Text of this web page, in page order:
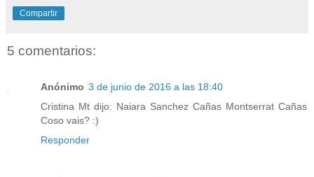
Compartir
5 comentarios:
Anónimo 3 de junio de 2016 a las 18:40
Cristina Mt dijo: Naiara Sanchez Cañas Montserrat Cañas
Coso vais? :)
Responder